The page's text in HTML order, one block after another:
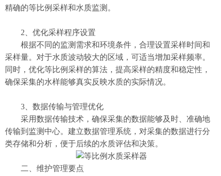
精确的等比例采样和水质监测。
​​2、优化采样程序设置​​
根据不同的监测需求和环境条件，合理设置采样时间和
采样量。对于水质波动较大的区域，可适当增加采样频率。
同时，优化等比例采样的算法，提高采样的精度和稳定性，
确保采集的水样能够真实反映水质的实际情况。
​​3、数据传输与管理优化​​
采用数据传输技术，确保采集的数据能够及时、准确地
传输到监测中心。建立数据管理系统，对采集的数据进行分
类存储和分析，便于后续的水质评估和决策。
​​二、维护管理要点​​